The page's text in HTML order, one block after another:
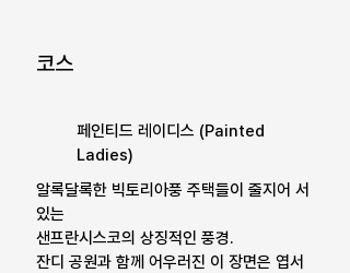
코스
페인티드 레이디스 (Painted
Ladies)
알록달록한 빅토리아풍 주택들이 줄지어 서
있는
샌프란시스코의 상징적인 풍경.
잔디 공원과 함께 어우러진 이 장면은 엽서